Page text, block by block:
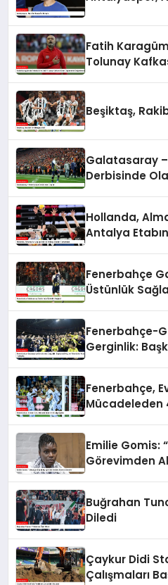
Fatih
Tolunay
Beşiktaş,
Galatasaray
Derbisinde
Hollanda,
Antalya
Fenerbahçe
Üstünlük
Fenerbahçe-
Gerginlik:
Fenerbahçe,
Mücadeleden
Emilie Gomis:
Görevimden
Buğrahan
Diledi
Çaykur Didi
Çalışmaları